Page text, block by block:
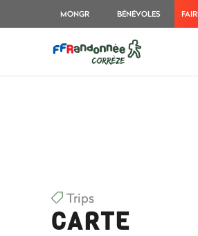
MONGR BÉNÉVOLES
Trips
CARTE